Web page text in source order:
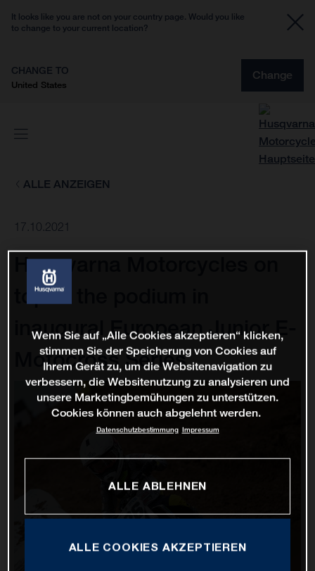
It looks like you are not on your country page. Would you like
to change to your current location?
CHANGE TO
United States
Change
ALLE ANZEIGEN
17.10.2021
Husqvarna Motorcycles on
top of the podium in
inaugural European Junior E-
Motocross Series
Wenn Sie auf „Alle Cookies akzeptieren“ klicken,
stimmen Sie der Speicherung von Cookies auf
Ihrem Gerät zu, um die Websitenavigation zu
verbessern, die Websitenutzung zu analysieren und
unsere Marketingbemühungen zu unterstützen.
Cookies können auch abgelehnt werden.
Datenschutzbestimmung Impressum
ALLE ABLEHNEN
ALLE COOKIES AKZEPTIEREN